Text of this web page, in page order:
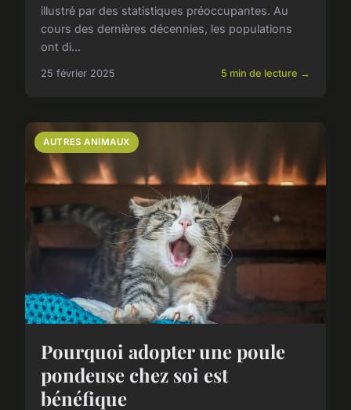
illustré par des statistiques préoccupantes. Au
cours des dernières décennies, les populations
ont di...
25 février 2025 5 min de lecture →
AUTRES ANIMAUX
Pourquoi adopter une poule
pondeuse chez soi est
bénéfique